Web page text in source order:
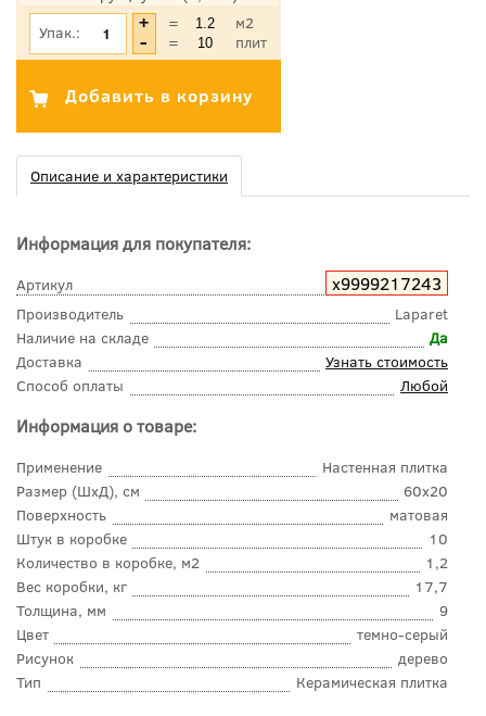
Упак.: =
м2
=
плит
Описание и характеристики
Информация для покупателя:
Артикул х9999217243
Производитель
Laparet
Наличие на складе
Да
Доставка
Узнать стоимость
Способ оплаты
Любой
Информация о товаре:
Применение
Настенная плитка
Размер (ШхД), см
60x20
Поверхность
матовая
Штук в коробке
10
Количество в коробке, м2
1,2
Вес коробки, кг
17,7
Толщина, мм
9
Цвет
темно-серый
Рисунок
дерево
Тип
Керамическая плитка